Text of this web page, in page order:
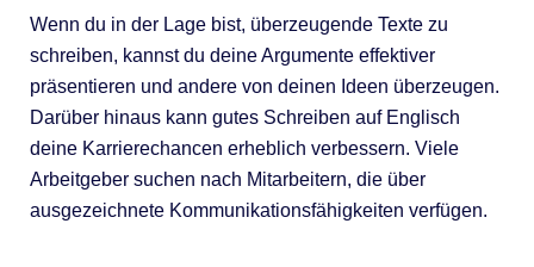
Wenn du in der Lage bist, überzeugende Texte zu
schreiben, kannst du deine Argumente effektiver
präsentieren und andere von deinen Ideen überzeugen.
Darüber hinaus kann gutes Schreiben auf Englisch
deine Karrierechancen erheblich verbessern. Viele
Arbeitgeber suchen nach Mitarbeitern, die über
ausgezeichnete Kommunikationsfähigkeiten verfügen.